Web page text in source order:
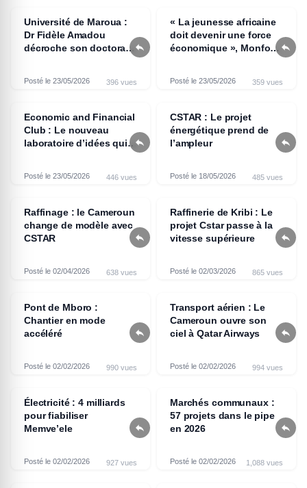
Université de Maroua :
Dr Fidèle Amadou
décroche son doctorat
Posté le 23/05/2026 396 vues

« La jeunesse africaine
doit devenir une force
économique », Monfon
de l’Economic and
Posté le 23/05/2026 359 vues

Economic and Financial
Club : Le nouveau
laboratoire d’idées qui
Posté le 23/05/2026 446 vues

CSTAR : Le projet
énergétique prend de
l’ampleur
Posté le 18/05/2026 485 vues

Raffinage : le Cameroun
change de modèle avec
CSTAR
Posté le 02/04/2026 638 vues

Raffinerie de Kribi : Le
projet Cstar passe à la
vitesse supérieure
Posté le 02/03/2026 865 vues

Pont de Mboro :
Chantier en mode
accéléré
Posté le 02/02/2026 990 vues

Transport aérien : Le
Cameroun ouvre son
ciel à Qatar Airways
Posté le 02/02/2026 994 vues

Électricité : 4 milliards
pour fiabiliser
Memve’ele
Posté le 02/02/2026 927 vues

Marchés communaux :
57 projets dans le pipe
en 2026
Posté le 02/02/2026 1,088 vues
